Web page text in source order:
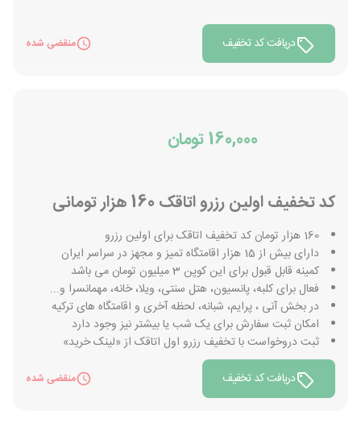
دریافت کد تخفیف منقضی شده
160,000 تومان
کد تخفیف اولین رزرو اتاقک 160 هزار تومانی
160 هزار تومان کد تخفیف اتاقک برای اولین رزرو
دارای بیش از 15 هزار اقامتگاه تمیز و مجهز در سراسر ایران
کمینه قابل قبول برای این کوپن 3 میلیون تومان می باشد
فعال برای کلبه، پانسیون، هتل سنتی، ویلا، خانه، مهمانسرا و...
در بخش آنی ، پرایم، شبانه، لحظه آخری و اقامتگاه های ترکیه
امکان ثبت سفارش برای یک شب یا بیشتر نیز وجود دارد
ثبت دروخواست با تخفیف رزرو اول اتاقک از «لینک خرید»
دریافت کد تخفیف
منقضی شده